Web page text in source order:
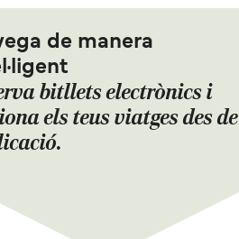
de manera
bitllets electrònics i
els teus viatges des de